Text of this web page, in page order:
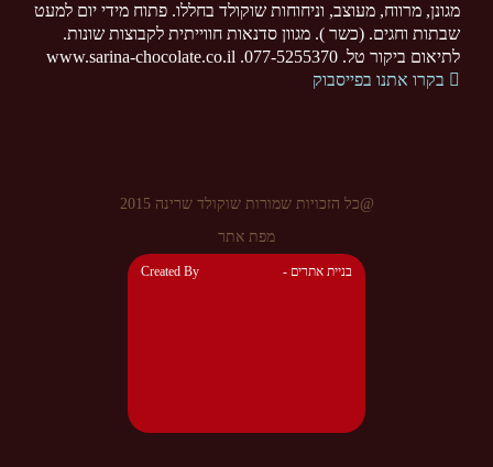
מגונן, מרווח, מעוצב, וניחוחות שוקולד בחללו. פתוח מידי יום למעט
שבתות וחגים. (כשר ). מגוון סדנאות חווייתית לקבוצות שונות.
לתיאום ביקור טל. 077-5255370. www.sarina-chocolate.co.il
בקרו אתנו בפייסבוק
@כל הזכויות שמורות שוקולד שרינה 2015
מפת אתר
Created By - בניית אתרים